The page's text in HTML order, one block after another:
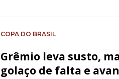
COPA DO BRASIL
Grêmio leva susto,
golaço de falta e